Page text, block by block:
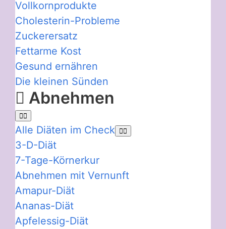
Vollkornprodukte
Cholesterin-Probleme
Zuckerersatz
Fettarme Kost
Gesund ernähren
Die kleinen Sünden
Abnehmen
Alle Diäten im Check
3-D-Diät
7-Tage-Körnerkur
Abnehmen mit Vernunft
Amapur-Diät
Ananas-Diät
Apfelessig-Diät